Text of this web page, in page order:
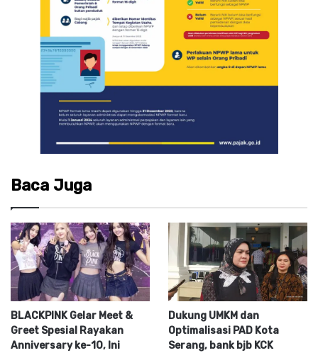
Baca Juga
BLACKPINK Gelar Meet &
Greet Spesial Rayakan
Anniversary ke-10, Ini
Dukung UMKM dan
Optimalisasi PAD Kota
Serang, bank bjb KCK